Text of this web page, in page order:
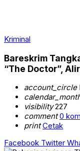
Kriminal
Bareskrim
“The Doctor”,
account_circle
visibility227
comment 0
print Cetak
Facebook Twitter